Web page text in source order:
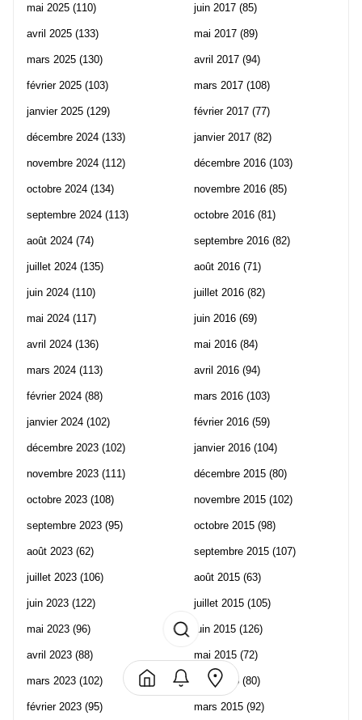
mai 2025 (110)
avril 2025 (133)
mars 2025 (130)
février 2025 (103)
janvier 2025 (129)
décembre 2024 (133)
novembre 2024 (112)
octobre 2024 (134)
septembre 2024 (113)
août 2024 (74)
juillet 2024 (135)
juin 2024 (110)
mai 2024 (117)
avril 2024 (136)
mars 2024 (113)
février 2024 (88)
janvier 2024 (102)
décembre 2023 (102)
novembre 2023 (111)
octobre 2023 (108)
septembre 2023 (95)
août 2023 (62)
juillet 2023 (106)
juin 2023 (122)
mai 2023 (96)
avril 2023 (88)
mars 2023 (102)
février 2023 (95)
juin 2017 (85)
mai 2017 (89)
avril 2017 (94)
mars 2017 (108)
février 2017 (77)
janvier 2017 (82)
décembre 2016 (103)
novembre 2016 (85)
octobre 2016 (81)
septembre 2016 (82)
août 2016 (71)
juillet 2016 (82)
juin 2016 (69)
mai 2016 (84)
avril 2016 (94)
mars 2016 (103)
février 2016 (59)
janvier 2016 (104)
décembre 2015 (80)
novembre 2015 (102)
octobre 2015 (98)
septembre 2015 (107)
août 2015 (63)
juillet 2015 (105)
juin 2015 (126)
mai 2015 (72)
avril 2015 (80)
mars 2015 (92)